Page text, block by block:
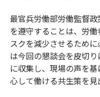
最官兵労働部労働監督
を遵守することは、労
スクを減少させるため
は今回の懇談会を皮切
に収集し、現場の声を
心して働ける共生策を見